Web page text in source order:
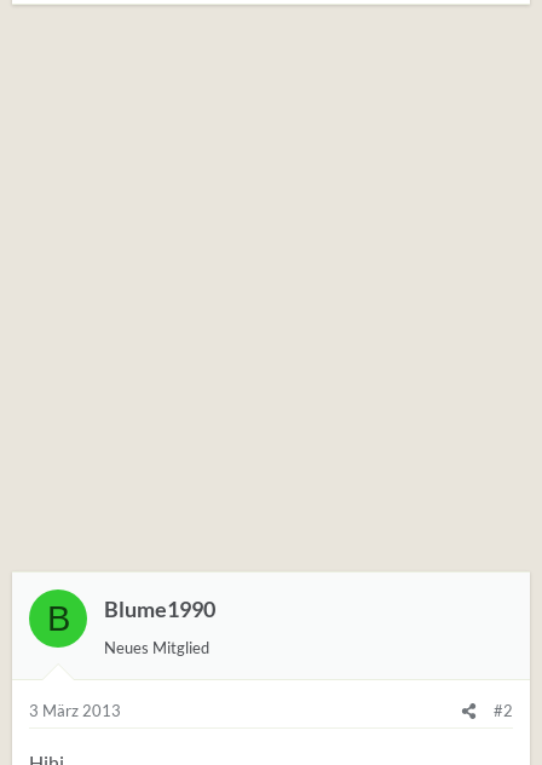
B Blume1990
Neues Mitglied
3 März 2013 #2